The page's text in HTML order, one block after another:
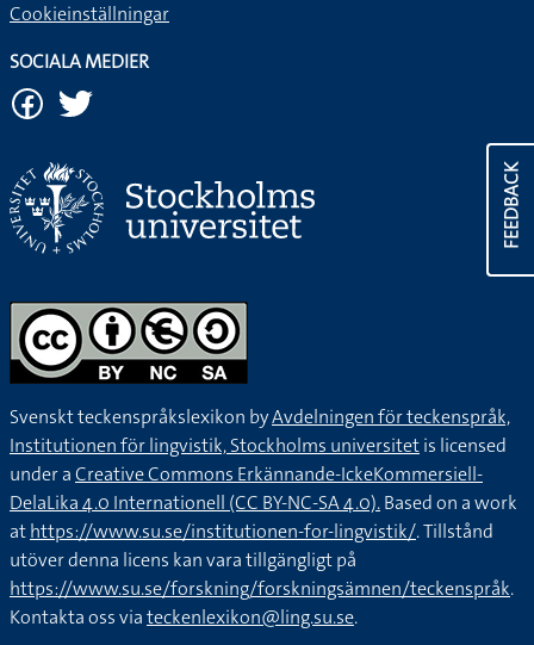
FEEDBACK
Cookieinställningar
SOCIALA MEDIER
Svenskt teckenspråkslexikon byAvdelningen för teckenspråk,
Institutionen för lingvistik, Stockholms universitetis licensed
under aCreative Commons Erkännande-IckeKommersiell-
DelaLika 4.0 Internationell (CC BY-NC-SA 4.0).Based on a work
athttps://www.su.se/institutionen-for-lingvistik/. Tillstånd
utöver denna licens kan vara tillgängligt på
https://www.su.se/forskning/forskningsämnen/teckenspråk.
Kontakta oss viateckenlexikon@ling.su.se.